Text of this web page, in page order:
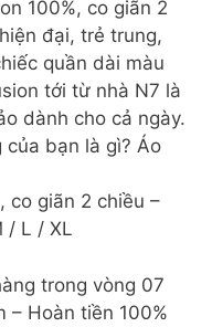
100%, co giãn 2
đại, trẻ trung,
quần dài màu
tới từ nhà N7 là
dành cho cả ngày.
bạn là gì? Áo
co giãn 2 chiều –
/ L / XL
trong vòng 07
– Hoàn tiền 100%